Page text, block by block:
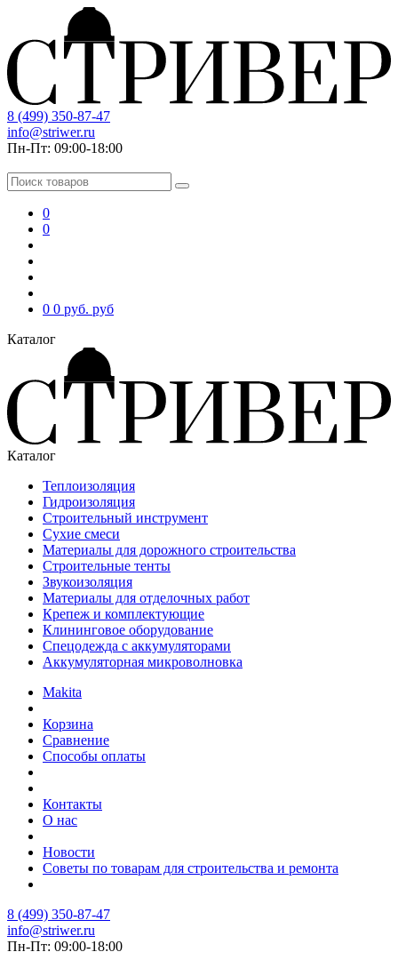
8 (499) 350-87-47
info@striwer.ru
Пн-Пт: 09:00-18:00
0
0
0 0 руб. руб
Каталог
Каталог
Теплоизоляция
Гидроизоляция
Строительный инструмент
Сухие смеси
Материалы для дорожного строительства
Строительные тенты
Звукоизоляция
Материалы для отделочных работ
Крепеж и комплектующие
Клининговое оборудование
Спецодежда с аккумуляторами
Аккумуляторная микроволновка
Makita
Корзина
Сравнение
Способы оплаты
Контакты
О нас
Новости
Советы по товарам для строительства и ремонта
8 (499) 350-87-47
info@striwer.ru
Пн-Пт: 09:00-18:00